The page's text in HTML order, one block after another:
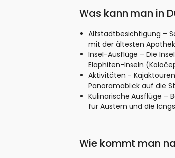
Was kann man in
Altstadtbesichtigung –
mit der ältesten
Insel-Ausflüge – Die
Elaphiten-Inseln
Aktivitäten –
Panoramablick auf die
Kulinarische Ausflüge –
für Austern und die
Wie kommt man